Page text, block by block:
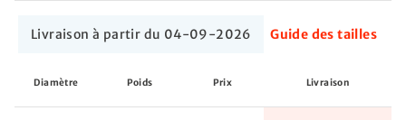
Livraison à partir du 04-09-2026 Guide des tailles
Diamètre Poids Prix Livraison